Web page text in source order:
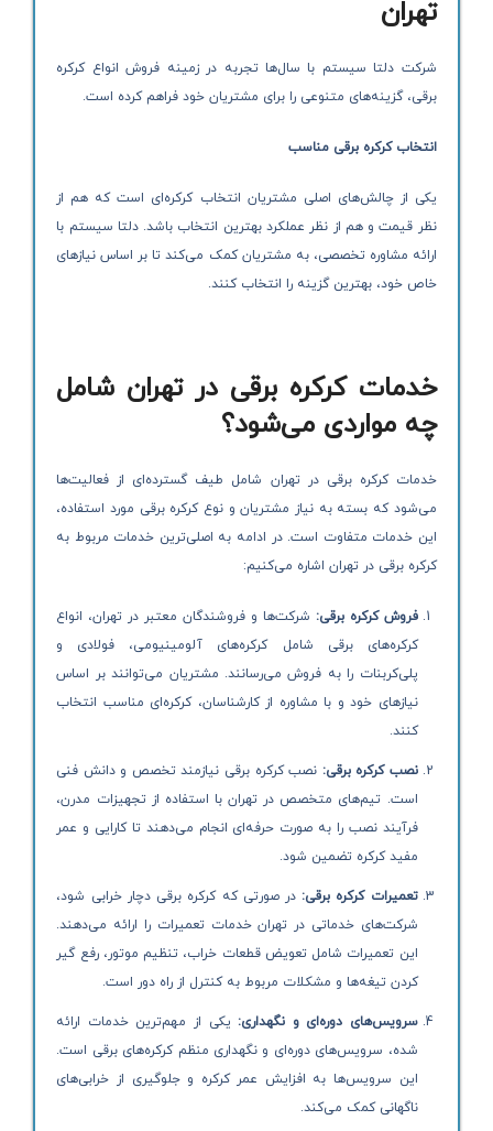
تهران
شرکت دلتا سیستم با سال‌ها تجربه در زمینه فروش انواع کرکره
برقی، گزینه‌های متنوعی را برای مشتریان خود فراهم کرده است.
انتخاب کرکره برقی مناسب
یکی از چالش‌های اصلی مشتریان انتخاب کرکره‌ای است که هم از
نظر قیمت و هم از نظر عملکرد بهترین انتخاب باشد. دلتا سیستم با
ارائه مشاوره تخصصی، به مشتریان کمک می‌کند تا بر اساس نیازهای
خاص خود، بهترین گزینه را انتخاب کنند.
خدمات کرکره برقی در تهران شامل
چه مواردی می‌شود؟
خدمات کرکره برقی در تهران شامل طیف گسترده‌ای از فعالیت‌ها
می‌شود که بسته به نیاز مشتریان و نوع کرکره برقی مورد استفاده،
این خدمات متفاوت است. در ادامه به اصلی‌ترین خدمات مربوط به
کرکره برقی در تهران اشاره می‌کنیم:
فروش کرکره برقی: شرکت‌ها و فروشندگان معتبر در تهران، انواع
کرکره‌های برقی شامل کرکره‌های آلومینیومی، فولادی و
پلی‌کربنات را به فروش می‌رسانند. مشتریان می‌توانند بر اساس
نیازهای خود و با مشاوره از کارشناسان، کرکره‌ای مناسب انتخاب
کنند.
نصب کرکره برقی: نصب کرکره برقی نیازمند تخصص و دانش فنی
است. تیم‌های متخصص در تهران با استفاده از تجهیزات مدرن،
فرآیند نصب را به صورت حرفه‌ای انجام می‌دهند تا کارایی و عمر
مفید کرکره تضمین شود.
تعمیرات کرکره برقی: در صورتی که کرکره برقی دچار خرابی شود،
شرکت‌های خدماتی در تهران خدمات تعمیرات را ارائه می‌دهند.
این تعمیرات شامل تعویض قطعات خراب، تنظیم موتور، رفع گیر
کردن تیغه‌ها و مشکلات مربوط به کنترل از راه دور است.
سرویس‌های دوره‌ای و نگهداری: یکی از مهم‌ترین خدمات ارائه
شده، سرویس‌های دوره‌ای و نگهداری منظم کرکره‌های برقی است.
این سرویس‌ها به افزایش عمر کرکره و جلوگیری از خرابی‌های
ناگهانی کمک می‌کند.